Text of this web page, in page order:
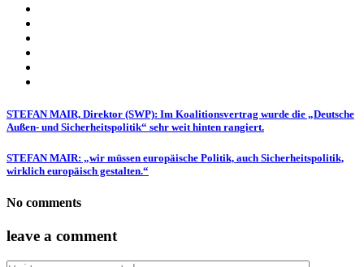
STEFAN MAIR, Direktor (SWP): Im Koalitionsvertrag wurde die „Deutsche
Außen- und Sicherheitspolitik“ sehr weit hinten rangiert.
STEFAN MAIR: „wir müssen europäische Politik, auch Sicherheitspolitik,
wirklich europäisch gestalten.“
No comments
leave a comment